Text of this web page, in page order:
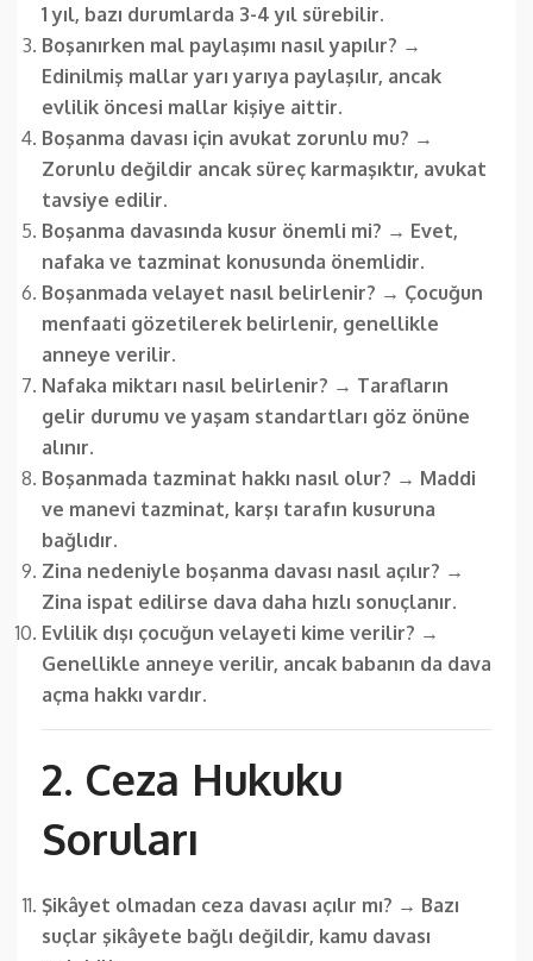
1 yıl, bazı durumlarda 3-4 yıl sürebilir.
Boşanırken mal paylaşımı nasıl yapılır? →
Edinilmiş mallar yarı yarıya paylaşılır, ancak
evlilik öncesi mallar kişiye aittir.
Boşanma davası için avukat zorunlu mu? →
Zorunlu değildir ancak süreç karmaşıktır, avukat
tavsiye edilir.
Boşanma davasında kusur önemli mi? → Evet,
nafaka ve tazminat konusunda önemlidir.
Boşanmada velayet nasıl belirlenir? → Çocuğun
menfaati gözetilerek belirlenir, genellikle
anneye verilir.
Nafaka miktarı nasıl belirlenir? → Tarafların
gelir durumu ve yaşam standartları göz önüne
alınır.
Boşanmada tazminat hakkı nasıl olur? → Maddi
ve manevi tazminat, karşı tarafın kusuruna
bağlıdır.
Zina nedeniyle boşanma davası nasıl açılır? →
Zina ispat edilirse dava daha hızlı sonuçlanır.
Evlilik dışı çocuğun velayeti kime verilir? →
Genellikle anneye verilir, ancak babanın da dava
açma hakkı vardır.
2. Ceza Hukuku
Soruları
Şikâyet olmadan ceza davası açılır mı? → Bazı
suçlar şikâyete bağlı değildir, kamu davası